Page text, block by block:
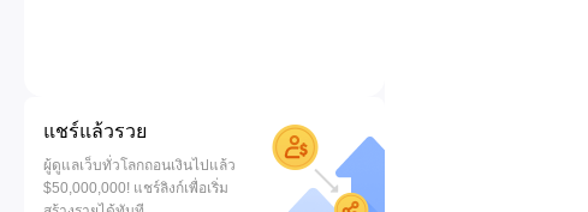
แชร์แล้วรวย
ผู้ดูแลเว็บทั่วโลกถอนเงินไปแล้ว
$50,000,000! แชร์ลิงก์เพื่อเริ่ม